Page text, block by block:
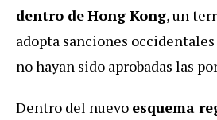
dentro deHong Kong, un
adopta sanciones
no hayan sido aprobadas las
Dentro del nuevo esquema